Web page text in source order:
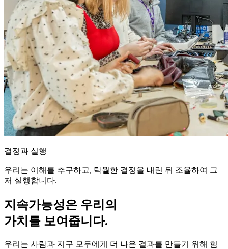
결정과 실행
우리는 이해를 추구하고, 탁월한 결정을 내린 뒤 조율하여 그
저 실행합니다.
지속가능성은 우리의
가치를 보여줍니다.
우리는 사람과 지구 모두에게 더 나은 결과를 만들기 위해 힘